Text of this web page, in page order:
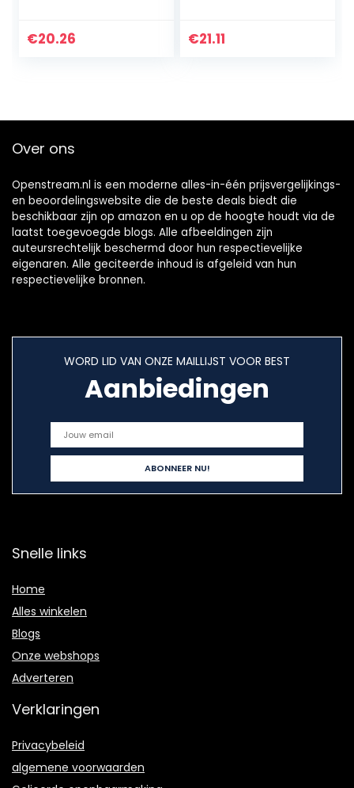
beginners met
€20.26
schilderij kits voor
€21.11
Over ons
Openstream.nl is een moderne alles-in-één prijsvergelijkings-
en beoordelingswebsite die de beste deals biedt die
beschikbaar zijn op amazon en u op de hoogte houdt via de
laatst toegevoegde blogs. Alle afbeeldingen zijn
auteursrechtelijk beschermd door hun respectievelijke
eigenaren. Alle geciteerde inhoud is afgeleid van hun
respectievelijke bronnen.
WORD LID VAN ONZE MAILLIJST VOOR BEST
Aanbiedingen
Snelle links
Home
Alles winkelen
Blogs
Onze webshops
Adverteren
Verklaringen
Privacybeleid
algemene voorwaarden